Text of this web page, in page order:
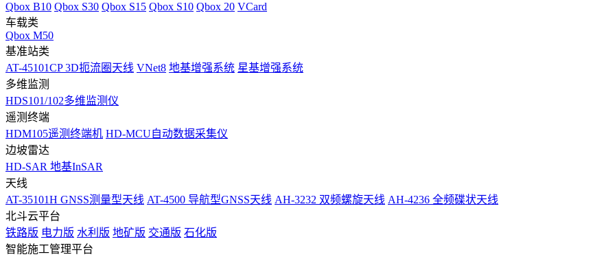
Qbox B10 Qbox S30 Qbox S15 Qbox S10 Qbox 20 VCard
车载类
Qbox M50
基准站类
AT-45101CP 3D扼流圈天线 VNet8 地基增强系统 星基增强系统
多维监测
HDS101/102多维监测仪
遥测终端
HDM105遥测终端机 HD-MCU自动数据采集仪
边坡雷达
HD-SAR 地基InSAR
天线
AT-35101H GNSS测量型天线 AT-4500 导航型GNSS天线 AH-3232 双频螺旋天线 AH-4236 全频碟状天线
北斗云平台
铁路版 电力版 水利版 地矿版 交通版 石化版
智能施工管理平台